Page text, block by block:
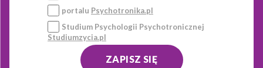
portalu Psychotronika.pl
Studium Psychologii Psychotronicznej
Studiumzycia.pl
ZAPISZ SIĘ